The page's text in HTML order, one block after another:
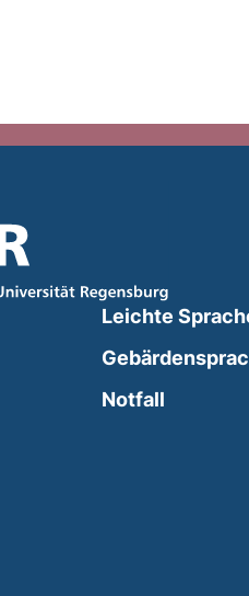
in a new window)
Leichte
Notfall